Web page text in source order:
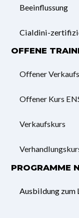
Beeinflussung
Cialdini-
OFFENE
Offener
Offener Kurs
Verkaufskurs
PROGRAMME
Ausbildung